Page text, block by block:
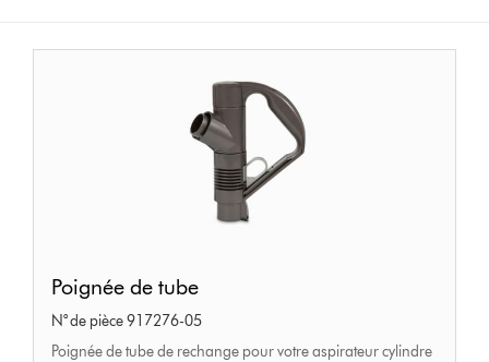
de
tube
Poignée de tube
N° de pièce 917276-05
Poignée de tube de rechange pour votre aspirateur cylindre